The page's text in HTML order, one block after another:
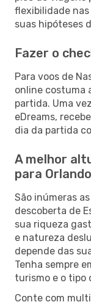
flexibilidade
suas hipóteses
Fazer o
Para voos de
online costuma
partida. Uma
eDreams,
dia da partida
A melhor
para Orlando
São inúmeras
descoberta de
sua riqueza
e natureza
depende das
Tenha sempre
turismo e o tipo
Conte com